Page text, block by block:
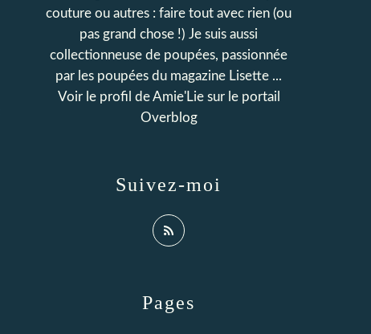
Pages
couture ou autres : faire tout avec rien (ou
pas grand chose !) Je suis aussi
collectionneuse de poupées, passionnée
par les poupées du magazine Lisette ...
Voir le profil deAmie'Liesur le portail
Overblog
Suivez-moi